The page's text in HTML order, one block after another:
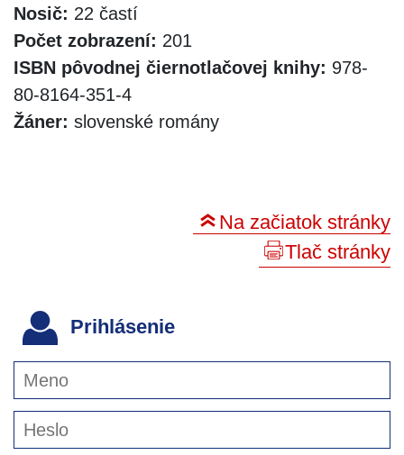
Nosič: 22 častí
Počet zobrazení: 201
ISBN pôvodnej čiernotlačovej knihy: 978-
80-8164-351-4
Žáner: slovenské romány
Na začiatok stránky
Tlač stránky
Prihlásenie